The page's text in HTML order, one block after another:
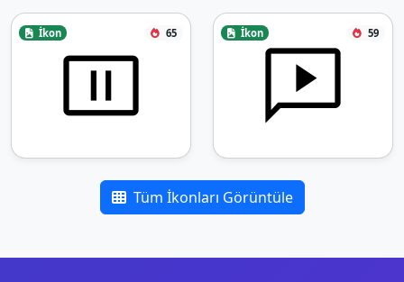
İkon 65 İkon 59
Tüm İkonları Görüntüle